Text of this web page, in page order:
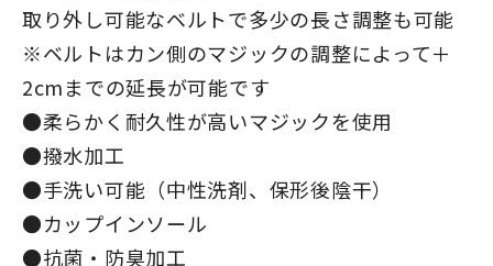
取り外し可能なベルトで多少の長さ調整も可能
※ベルトはカン側のマジックの調整によって＋
2cmまでの延長が可能です
●柔らかく耐久性が高いマジックを使用
●撥水加工
●手洗い可能（中性洗剤、保形後陰干）
●カップインソール
●抗菌・防臭加工